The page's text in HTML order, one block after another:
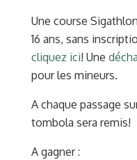
Une course
16 ans, sans
cliquez ici! Une
pour les mineurs.
A chaque passage
tombola sera remis!
A gagner :